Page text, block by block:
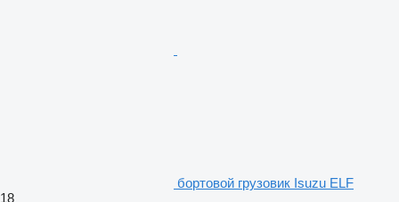
бортовой грузовик Isuzu ELF
18